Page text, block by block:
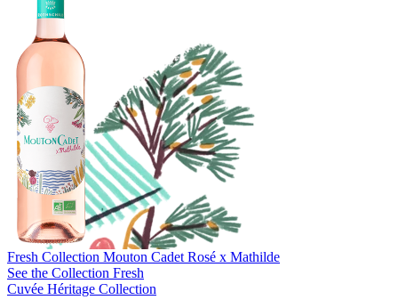
Fresh Collection Mouton Cadet Rosé x Mathilde
See the Collection Fresh
Cuvée Héritage Collection